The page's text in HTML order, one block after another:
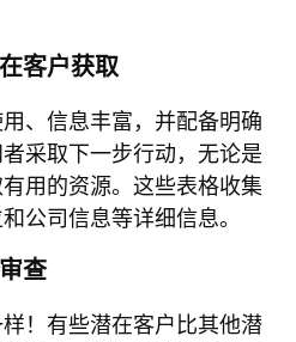
客户获取
、信息丰富，并配备明确
采取下一步行动，无论是
用的资源。这些表格收集
公司信息等详细信息。
查
！有些潜在客户比其他潜